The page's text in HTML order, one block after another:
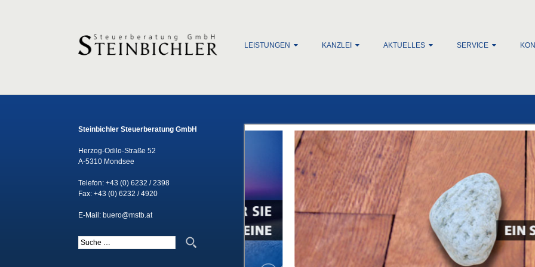
LEISTUNGEN KANZLEI AKTUELLES SERVICE
Steinbichler Steuerberatung GmbH
Herzog-Odilo-Straße 52
A-5310 Mondsee
Telefon: +43 (0) 6232 / 2398
Fax: +43 (0) 6232 / 4920
E-Mail: buero@mstb.at
Suche nach: